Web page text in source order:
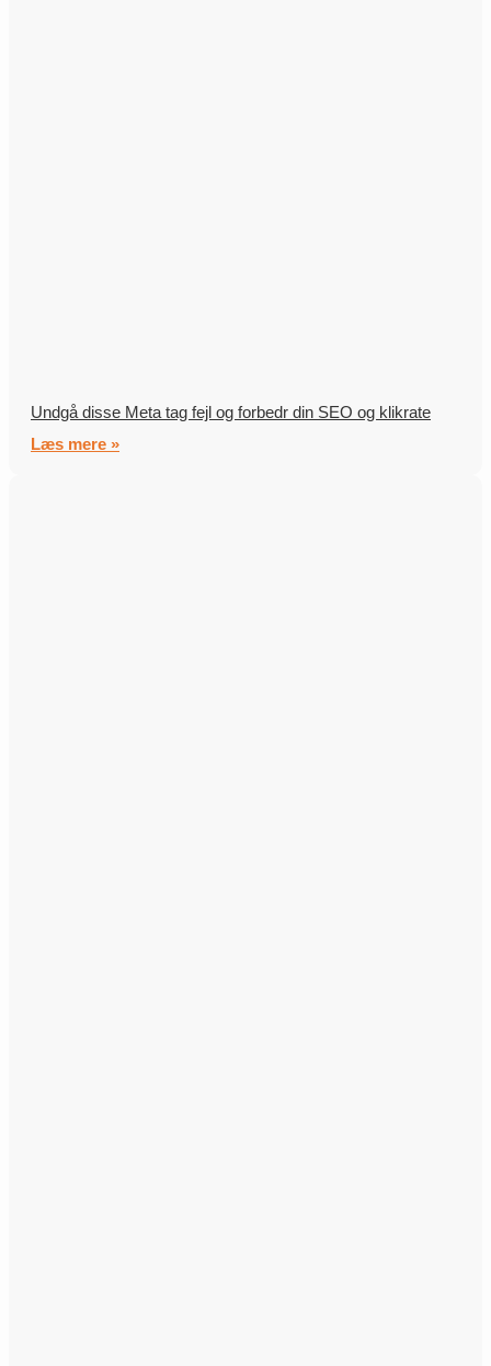
Undgå disse Meta tag fejl og forbedr din SEO og klikrate
Læs mere »